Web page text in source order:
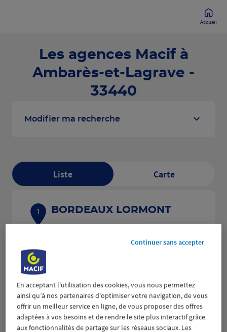
Accueil
Les agences Macif à
Ambarès-et-Lagrave -
33440
Modifier ma recherche
Liste Carte
1
BORDEAUX LORMONT
AVENUE DE LA RESISTANCE
Voir plus
En acceptant l'utilisation des cookies, vous nous permettez
ainsi qu’à nos partenaires d'optimiser votre navigation, de vous
offrir un meilleur service en ligne, de vous proposer des offres
adaptées à vos besoins et de rendre le site plus interactif grâce
aux fonctionnalités de partage sur les réseaux sociaux. Les
Continuer sans accepter